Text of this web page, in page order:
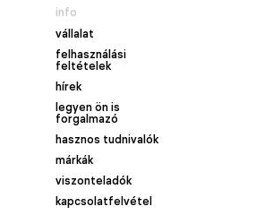
info
vállalat
felhasználási
feltételek
hírek
legyen ön is
forgalmazó
hasznos tudnivalók
márkák
viszonteladók
kapcsolatfelvétel